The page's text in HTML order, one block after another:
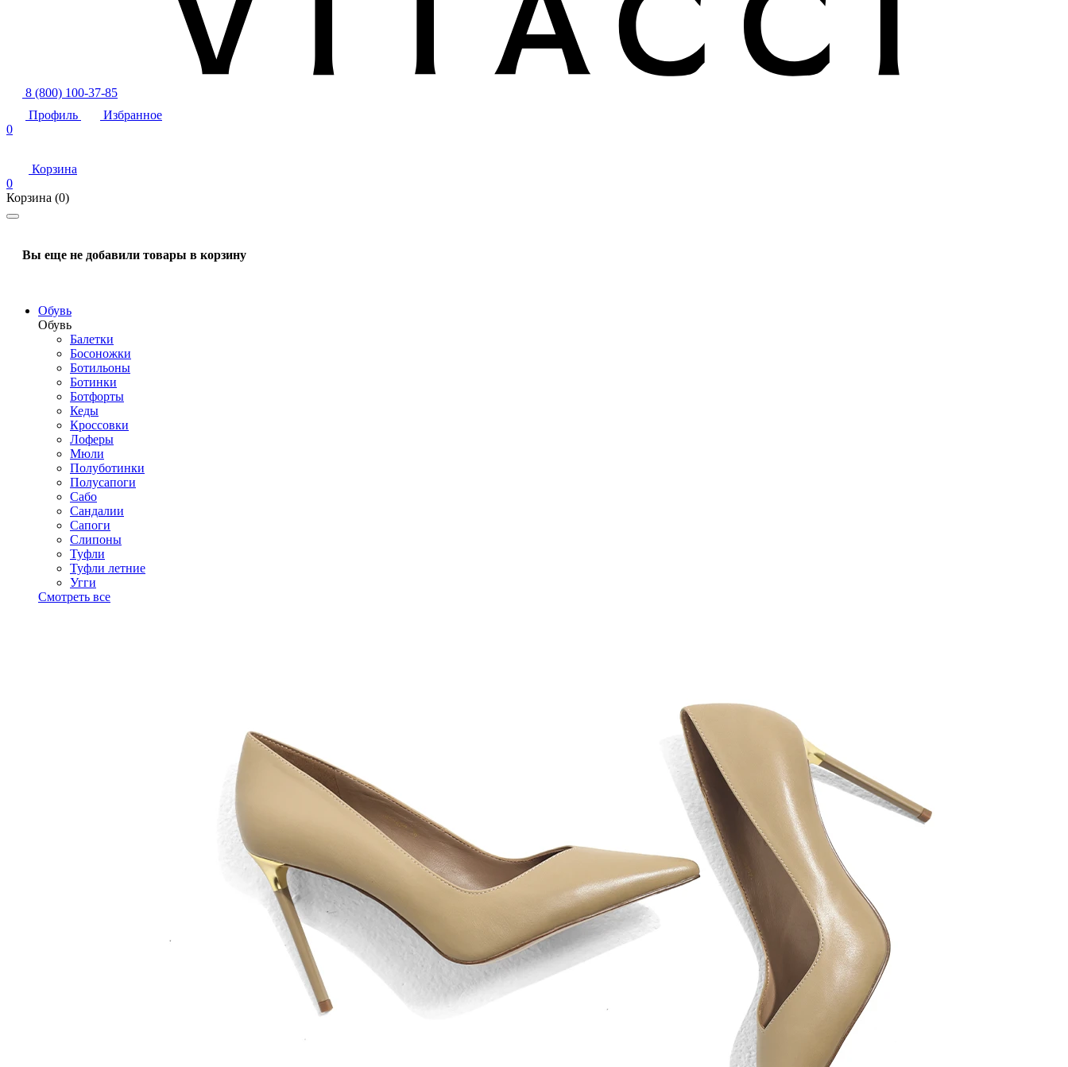
8 (800) 100-37-85
Профиль
Избранное
0
Корзина
0
Корзина (0)
Вы еще не добавили товары в корзину
Обувь
Обувь
Балетки
Босоножки
Ботильоны
Ботинки
Ботфорты
Кеды
Кроссовки
Лоферы
Мюли
Полуботинки
Полусапоги
Сабо
Сандалии
Сапоги
Слипоны
Туфли
Туфли летние
Угги
Смотреть все